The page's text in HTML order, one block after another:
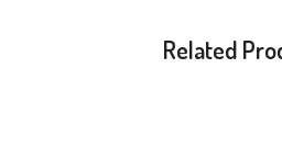
Related